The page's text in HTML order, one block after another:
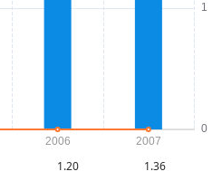
1.20
1.36